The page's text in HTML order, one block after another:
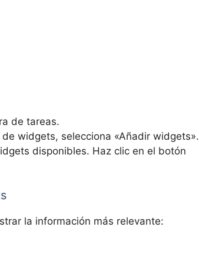
de tareas.
widgets, selecciona «Añadir widgets».
disponibles. Haz clic en el botón
la información más relevante: